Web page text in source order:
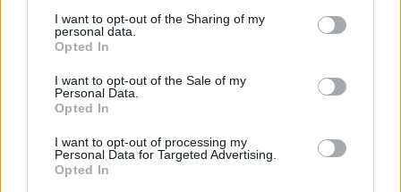
I want to opt-out of the Sharing of my
personal data.
Opted In
I want to opt-out of the Sale of my
Personal Data.
Opted In
I want to opt-out of processing my
Personal Data for Targeted Advertising.
Opted In
libere opinioni personali dei docenti appare serio
e concreto. Senza contare l’eccessivo livello di
discrezionalità che si attribuirebbe ai controllori,
nelle cui mani dovrebbe essere rimesso il
supremo compito di stabilire dall’alto se
reputazione dell’amministrazione o nocivo per gli
studenti, o meno. Una condizione che, pertanto,